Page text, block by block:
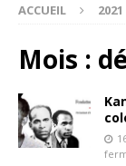
ACCUEIL 2021
Mois :